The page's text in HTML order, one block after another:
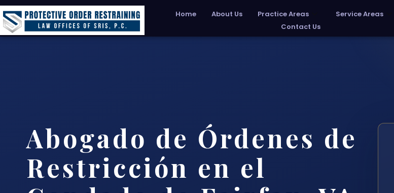
Home About Us Practice Areas Service Areas
Contact Us
Abogado de Órdenes de
Restricción en el